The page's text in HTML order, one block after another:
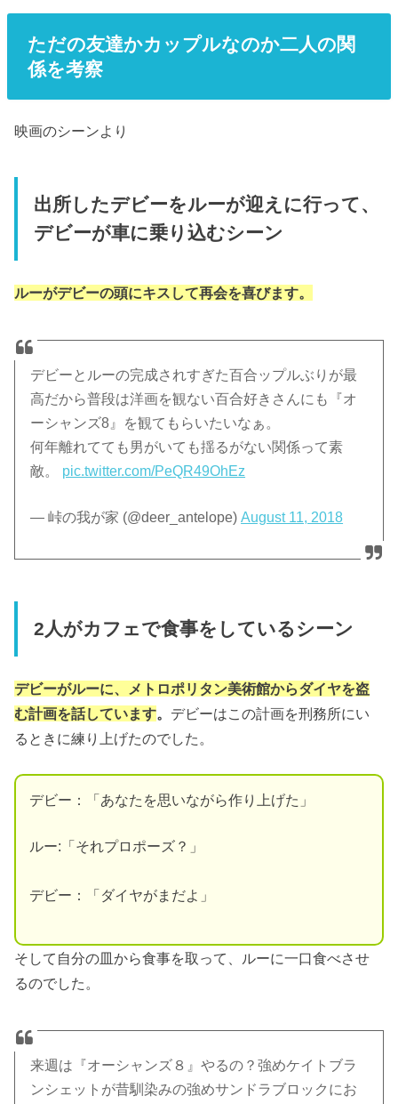
ただの友達かカップルなのか二人の関
係を考察
映画のシーンより
出所したデビーをルーが迎えに行って、
デビーが車に乗り込むシーン
ルーがデビーの頭にキスして再会を喜びます。
デビーとルーの完成されすぎた百合ップルぶりが最
高だから普段は洋画を観ない百合好きさんにも『オ
ーシャンズ8』を観てもらいたいなぁ。
何年離れてても男がいても揺るがない関係って素
敵。 pic.twitter.com/PeQR49OhEz
— 峠の我が家 (@deer_antelope)August 11, 2018
2人がカフェで食事をしているシーン
デビーがルーに、メトロポリタン美術館からダイヤを盗
む計画を話しています。 デビーはこの計画を刑務所にい
るときに練り上げたのでした。
デビー：「あなたを思いながら作り上げた」
ルー:「それプロポーズ？」
デビー：「ダイヤがまだよ」
そして自分の皿から食事を取って、ルーに一口食べさせ
るのでした。
来週は『オーシャンズ８』やるの？強めケイトブラ
ンシェットが昔馴染みの強めサンドラブロックにお